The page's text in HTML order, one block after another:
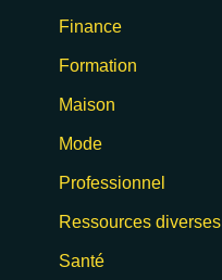
Finance
Formation
Maison
Mode
Professionnel
Ressources diverses
Santé